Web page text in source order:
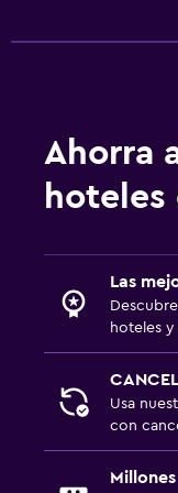
Fax
Escritorio
Lavandería
Servicios de
Plancha y tabla de
Plancha para
Tendedero
Estacionamiento y
Servicio de traslado
Ahorra
Las
hoteles
Usa
con